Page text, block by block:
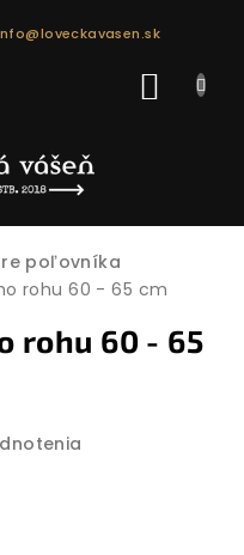
poľovníka
rohu 60 - 65 cm
rohu 60 - 65